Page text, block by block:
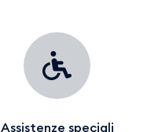
Assistenze speciali